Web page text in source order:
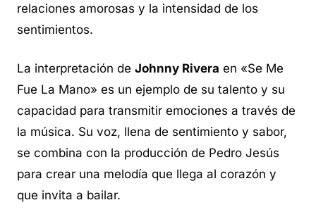
relaciones amorosas y la intensidad de los
sentimientos.
La interpretación de Johnny Rivera en «Se Me
Fue La Mano» es un ejemplo de su talento y su
capacidad para transmitir emociones a través de
la música. Su voz, llena de sentimiento y sabor,
se combina con la producción de Pedro Jesús
para crear una melodía que llega al corazón y
que invita a bailar.